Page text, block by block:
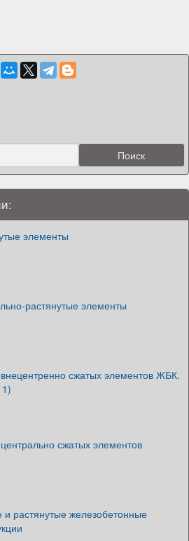
элементы
растянутые элементы
сжатых элементов ЖБК.
сжатых элементов
растянутые железобетонные